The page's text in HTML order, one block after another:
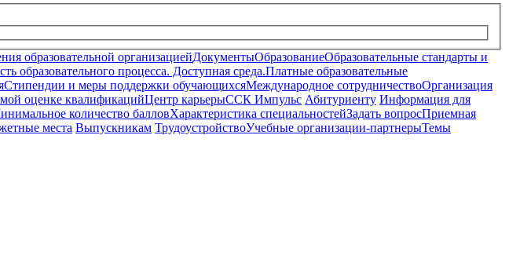
образовательной организациейДокументыОбразованиеОбразовательные стандарты и
образовательного процесса. Доступная среда.Платные образовательные
Стипендии и меры поддержки обучающихсяМеждународное сотрудничествоОрганизация
оценке квалификацийЦентр карьерыССК Импульс Абитуриенту Информация для
количество балловХарактеристика специальностейЗадать вопросПриемная
места Выпускникам ТрудоустройствоУчебные организации-партнерыТемы